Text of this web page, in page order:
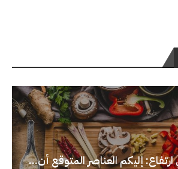
ارتفاع: إليكم العناصر المتوقع أن...